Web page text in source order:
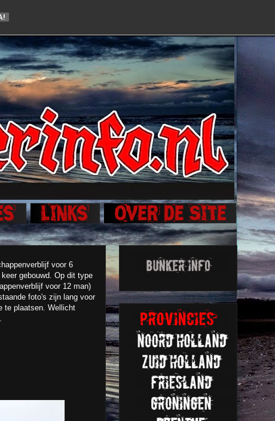
voor 6
gebouwd. Op dit type
voor 12 man)
foto's zijn lang voor
te plaatsen. Wellicht